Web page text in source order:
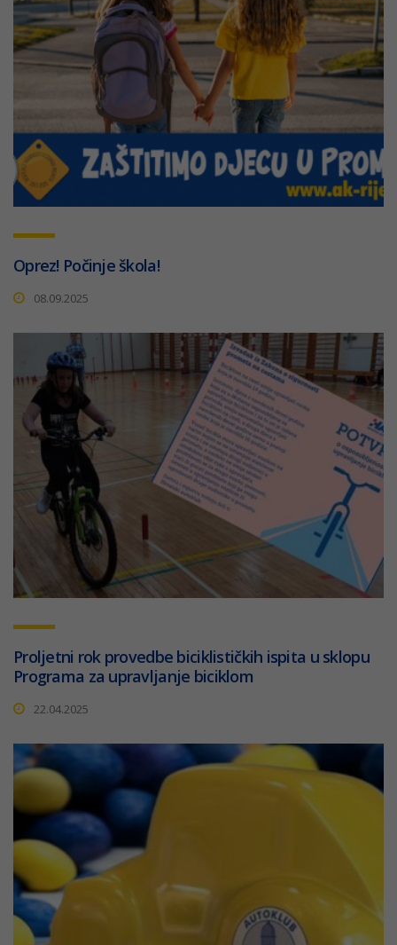
Oprez! Počinje škola!
08.09.2025
Proljetni rok provedbe biciklističkih ispita u sklopu
Programa za upravljanje biciklom
22.04.2025